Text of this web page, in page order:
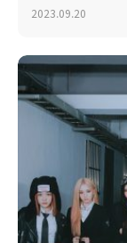
2023.09.20